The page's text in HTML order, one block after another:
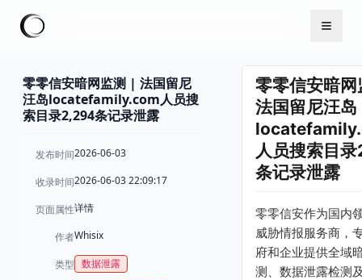
零零信安暗网监测 | 法国留尼
汪岛locatefamily.com人员搜
索目录2,294条记录泄露
发布时间2026-06-03
收录时间2026-06-03 22:09:17
页面属性详情
作者Whisix
类型 数据泄露
零零信安暗
法国留尼汪岛
人员搜索目
条记录泄露
零零信安作为国内
威胁情报服务商，
府和企业提供全域
测、数据泄露检测